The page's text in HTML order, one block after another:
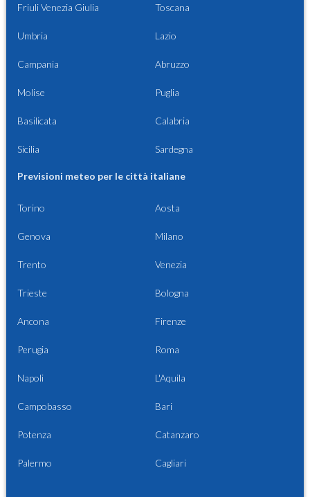
Friuli Venezia Giulia Toscana
Umbria Lazio
Campania Abruzzo
Molise Puglia
Basilicata Calabria
Sicilia Sardegna
Previsioni meteo per le città italiane
Torino Aosta
Genova Milano
Trento Venezia
Trieste Bologna
Ancona Firenze
Perugia Roma
Napoli L'Aquila
Campobasso Bari
Potenza Catanzaro
Palermo Cagliari